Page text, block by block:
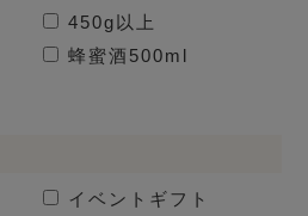
450g以上
蜂蜜酒 500ml
イベントギフト